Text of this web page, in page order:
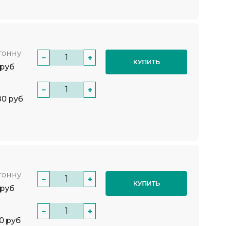
руб
− +
руб
− +
КУПИТЬ
руб
− +
руб
− +
КУПИТЬ